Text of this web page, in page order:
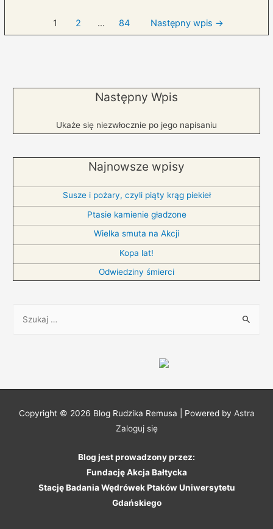
Nawigacja
1 2 … 84 Następny wpis →
Następny Wpis
Ukaże się niezwłocznie po jego napisaniu
Najnowsze wpisy
Susze i pożary, czyli piąty krąg piekieł
Ptasie kamienie gładzone
Wielka smuta na Akcji
Kopa lat!
Odwiedziny śmierci
Copyright © 2026 Blog Rudzika Remusa | Powered by Astra
Zaloguj się
Blog jest prowadzony przez:
Fundację Akcja Bałtycka
Stację Badania Wędrówek Ptaków Uniwersytetu
Gdańskiego